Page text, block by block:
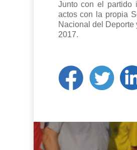
Junto con el partido
actos con la propia
Nacional del
2017.